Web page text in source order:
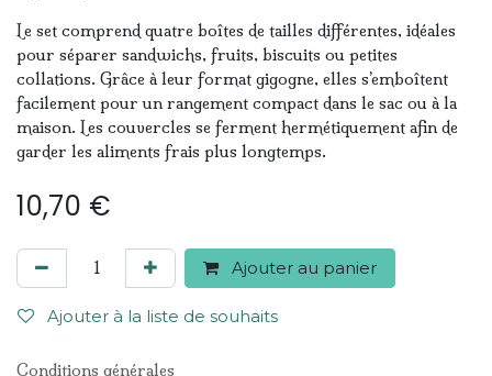
Le set comprend quatre boîtes de tailles différentes, idéales
pour séparer sandwichs, fruits, biscuits ou petites
collations. Grâce à leur format gigogne, elles s’emboîtent
facilement pour un rangement compact dans le sac ou à la
maison. Les couvercles se ferment hermétiquement afin de
garder les aliments frais plus longtemps.
10,70 €
Ajouter au panier
Ajouter à la liste de souhaits
Conditions générales